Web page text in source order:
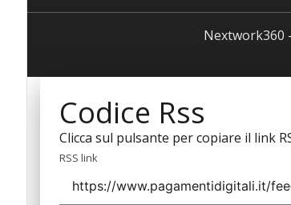
Nextwork360
Codice Rss
Clicca sul pulsante per copiare il link
RSS link